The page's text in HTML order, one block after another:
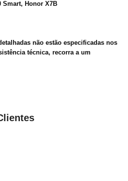
Smart, Honor X7B
não estão especificadas nos
técnica, recorra a um